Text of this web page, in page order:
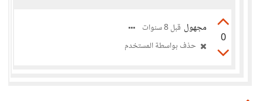
0
مجهول قبل 8 سنوات
حذف بواسطة المستخدم